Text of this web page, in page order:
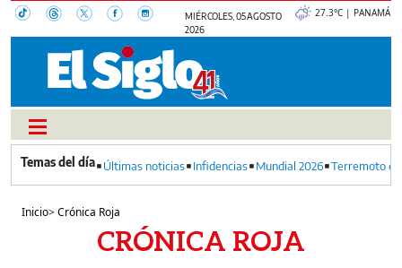
MIÉRCOLES, 05 AGOSTO
2026
27.3°C | PANAMÁ
Últimas noticias Infidencias Mundial 2026 Terremoto
Inicio>Crónica Roja
CRÓNICA ROJA